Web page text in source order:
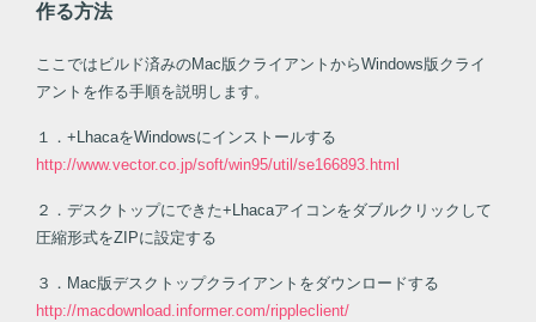
作る方法
ここではビルド済みのMac版クライアントからWindows版クライ
アントを作る手順を説明します。
１．+LhacaをWindowsにインストールする
http://www.vector.co.jp/soft/win95/util/se166893.html
２．デスクトップにできた+Lhacaアイコンをダブルクリックして
圧縮形式をZIPに設定する
３．Mac版デスクトップクライアントをダウンロードする
http://macdownload.informer.com/rippleclient/